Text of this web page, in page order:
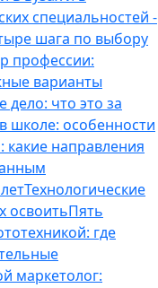
специальностей -
шага по выбору
профессии:
варианты
дело: что это за
школе: особенности
какие направления
Технологические
освоитьПять
где
маркетолог: